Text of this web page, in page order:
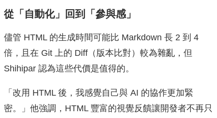
從「自動化」回到「參與感」
儘管 HTML 的生成時間可能比 Markdown 長 2 到 4
倍，且在 Git 上的 Diff（版本比對）較為雜亂，但
Shihipar 認為這些代價是值得的。
「改用 HTML 後，我感覺自己與 AI 的協作更加緊
密。」他強調，HTML 豐富的視覺反饋讓開發者不再只